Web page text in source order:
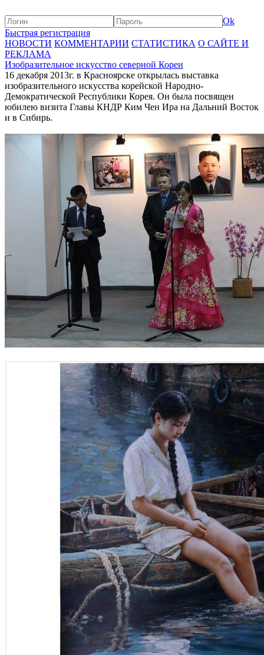
Ok
Быстрая регистрация
НОВОСТИ КОММЕНТАРИИ СТАТИСТИКА О САЙТЕ И
РЕКЛАМА
Изобразительное искусство северной Кореи
16 декабря 2013г. в Красноярске открылась выставка
изобразительного искусства корейской Народно-
Демократической Республики Корея. Он была посвящен
юбилею визита Главы КНДР Ким Чен Ира на Дальний Восток
и в Сибирь.